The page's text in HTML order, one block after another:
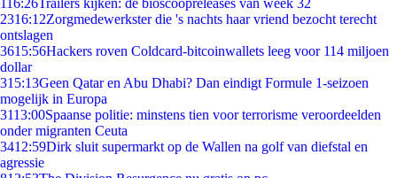
116:26Trailers kijken: de bioscoopreleases van week 32
2316:12Zorgmedewerkster die 's nachts haar vriend bezocht terecht
ontslagen
3615:56Hackers roven Coldcard-bitcoinwallets leeg voor 114 miljoen
dollar
315:13Geen Qatar en Abu Dhabi? Dan eindigt Formule 1-seizoen
mogelijk in Europa
3113:00Spaanse politie: minstens tien voor terrorisme veroordeelden
onder migranten Ceuta
3412:59Dirk sluit supermarkt op de Wallen na golf van diefstal en
agressie